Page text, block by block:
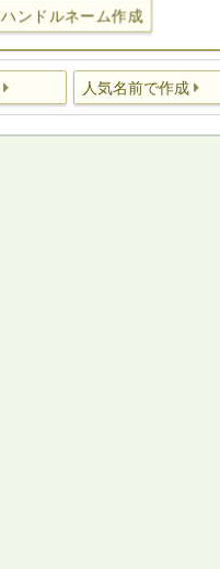
ハンドルネーム作成
人気名前で作成